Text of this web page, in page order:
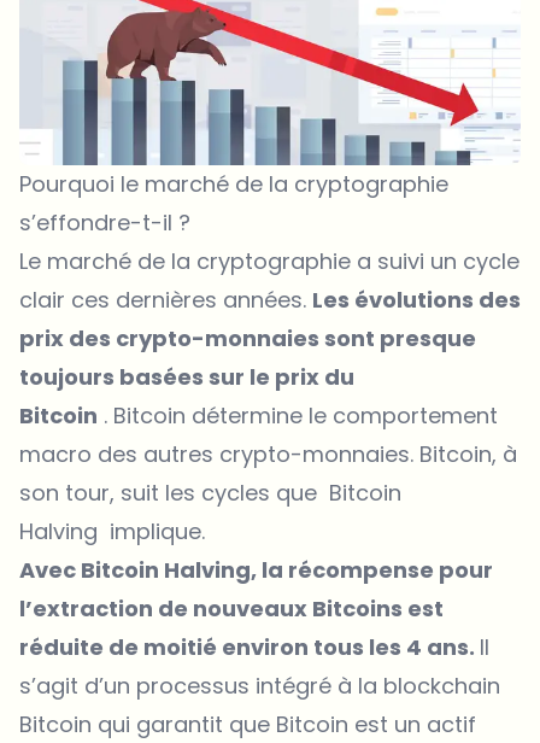
Pourquoi le marché de la cryptographie
s’effondre-t-il ?
Le marché de la cryptographie a suivi un cycle
clair ces dernières années. Les évolutions des
prix des crypto-monnaies sont presque
toujours basées sur le prix du
Bitcoin . Bitcoin détermine le comportement
macro des autres crypto-monnaies. Bitcoin, à
son tour, suit les cycles que Bitcoin
Halving implique.
Avec Bitcoin Halving, la récompense pour
l’extraction de nouveaux Bitcoins est
réduite de moitié environ tous les 4 ans. Il
s’agit d’un processus intégré à la blockchain
Bitcoin qui garantit que Bitcoin est un actif